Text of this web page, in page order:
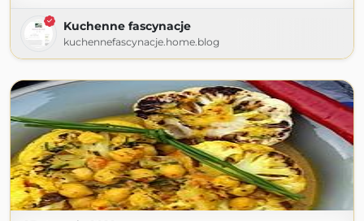
Kuchenne fascynacje
kuchennefascynacje.home.blog